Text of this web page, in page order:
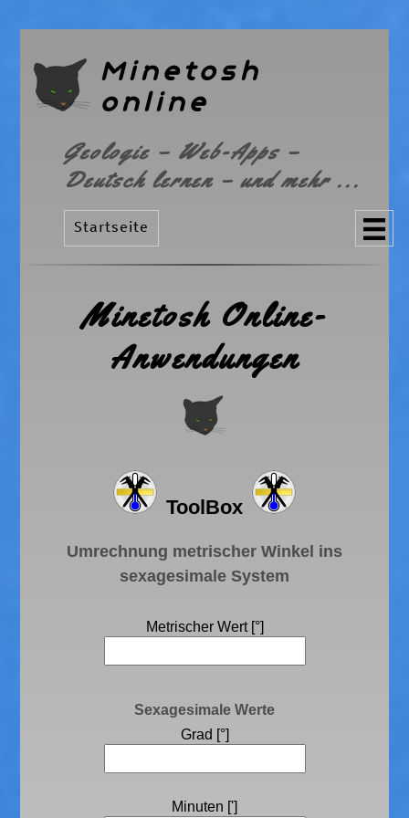
Minetosh
online
Geologie – Web-Apps –
Deutsch lernen – und mehr ...
Startseite
Minetosh Online-
Anwendungen
ToolBox
Umrechnung metrischer Winkel ins
sexagesimale System
Metrischer Wert [°]
Sexagesimale Werte
Grad [°]
Minuten [']